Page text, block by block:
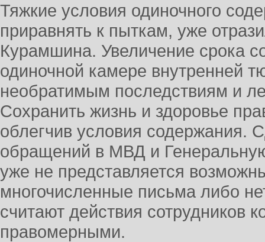
Тяжкие условия одиночного
приравнять к пыткам, уже
Курамшина. Увеличение срока
одиночной камере внутренней
необратимым последствиям и
Сохранить жизнь и здоровье
облегчив условия содержания.
обращений в МВД и
уже не представляется
многочисленные письма либо
считают действия сотрудников
правомерными.